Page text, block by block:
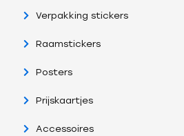
Verpakking stickers
Raamstickers
Posters
Prijskaartjes
Accessoires